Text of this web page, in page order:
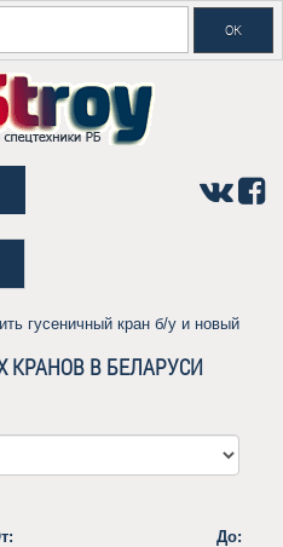
гусеничный кран б/у и новый
В БЕЛАРУСИ
До: